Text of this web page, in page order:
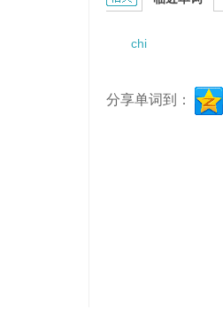
chi
分享单词到：